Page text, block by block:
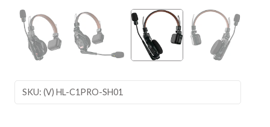
SKU: (V) HL-C1PRO-SH01